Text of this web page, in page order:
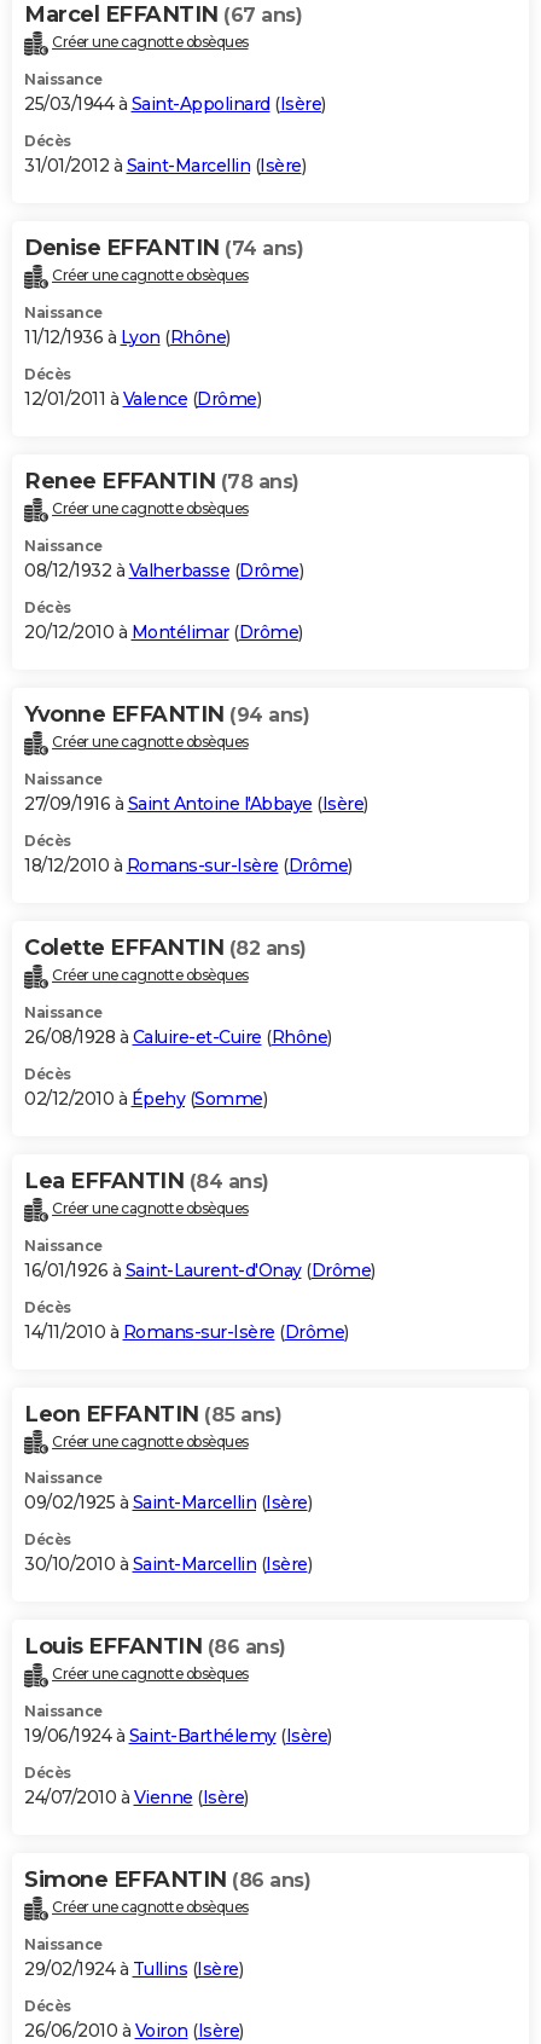
Marcel EFFANTIN (67 ans)
Créer une cagnotte obsèques
Naissance
25/03/1944 à Saint-Appolinard (Isère)
Décès
31/01/2012 à Saint-Marcellin (Isère)
Denise EFFANTIN (74 ans)
Créer une cagnotte obsèques
Naissance
11/12/1936 à Lyon (Rhône)
Décès
12/01/2011 à Valence (Drôme)
Renee EFFANTIN (78 ans)
Créer une cagnotte obsèques
Naissance
08/12/1932 à Valherbasse (Drôme)
Décès
20/12/2010 à Montélimar(Drôme)
Yvonne EFFANTIN (94 ans)
Créer une cagnotte obsèques
Naissance
27/09/1916 à Saint Antoine l'Abbaye (Isère)
Décès
18/12/2010 à Romans-sur-Isère (Drôme)
Colette EFFANTIN (82 ans)
Créer une cagnotte obsèques
Naissance
26/08/1928 à Caluire-et-Cuire (Rhône)
Décès
02/12/2010 à Épehy(Somme)
Lea EFFANTIN (84 ans)
Créer une cagnotte obsèques
Naissance
16/01/1926 à Saint-Laurent-d'Onay(Drôme)
Décès
14/11/2010 à Romans-sur-Isère (Drôme)
Leon EFFANTIN (85 ans)
Créer une cagnotte obsèques
Naissance
09/02/1925 à Saint-Marcellin (Isère)
Décès
30/10/2010 à Saint-Marcellin (Isère)
Louis EFFANTIN (86 ans)
Créer une cagnotte obsèques
Naissance
19/06/1924 à Saint-Barthélemy(Isère)
Décès
24/07/2010 à Vienne (Isère)
Simone EFFANTIN (86 ans)
Créer une cagnotte obsèques
Naissance
29/02/1924 à Tullins (Isère)
Décès
26/06/2010 à Voiron (Isère)